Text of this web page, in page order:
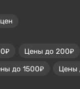
Цены до 200₽
до 1500₽ Цены